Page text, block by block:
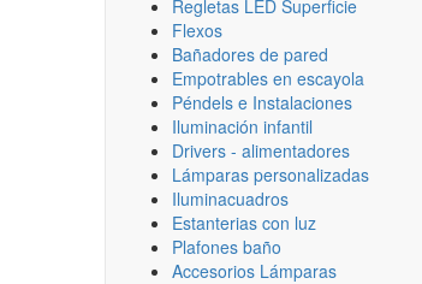
Regletas LED Superficie
Flexos
Bañadores de pared
Empotrables en escayola
Péndels e Instalaciones
Iluminación infantil
Drivers - alimentadores
Lámparas personalizadas
Iluminacuadros
Estanterias con luz
Plafones baño
Accesorios Lámparas